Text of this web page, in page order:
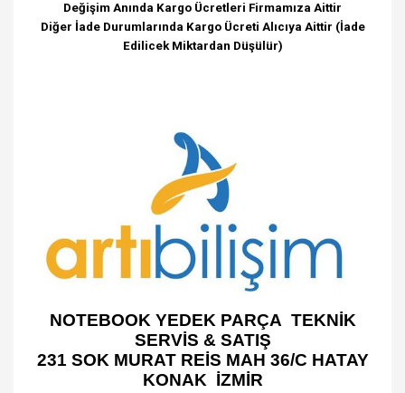
Değişim Anında Kargo Ücretleri Firmamıza Aittir
Diğer İade Durumlarında Kargo Ücreti Alıcıya Aittir (İade
Edilicek Miktardan Düşülür)
NOTEBOOK YEDEK PARÇA TEKNİK
SERVİS & SATIŞ
231 SOK MURAT REİS MAH 36/C HATAY
KONAK İZMİR